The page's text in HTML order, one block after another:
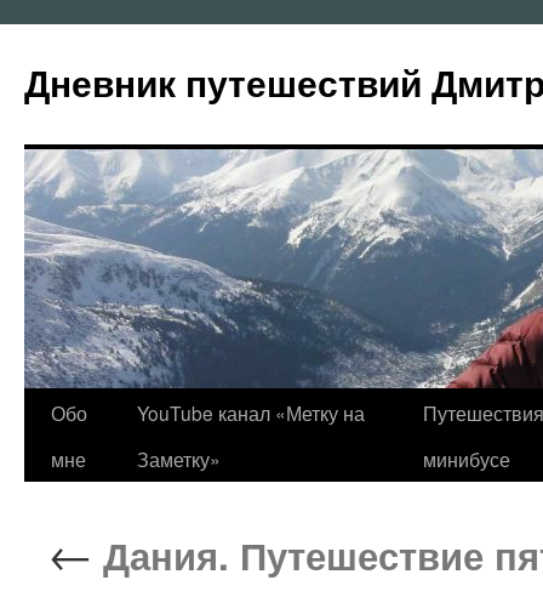
содержимому
Дневник путешествий
Обо
мне
YouTube канал «Метку на
Заметку»
минибусе
← Дания. Путешествие